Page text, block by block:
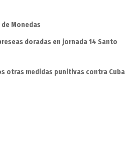
de Monedas
doradas en jornada 14 Santo
otras medidas punitivas contra Cuba